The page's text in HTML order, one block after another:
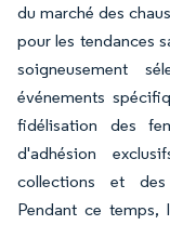
du marché des
pour les tendances
soigneusement
événements
fidélisation des
d'adhésion
collections et des
Pendant ce temps,